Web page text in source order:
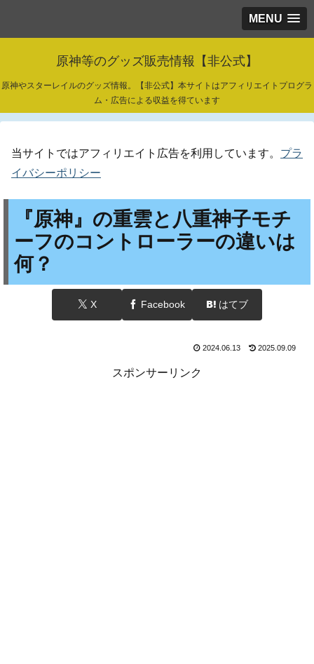
MENU
原神等のグッズ販売情報【非公式】
原神やスターレイルのグッズ情報。【非公式】本サイトはアフィリエイトプログラ
ム・広告による収益を得ています
当サイトではアフィリエイト広告を利用しています。 プラ
イバシーポリシー
『原神』の重雲と八重神子モチ
ーフのコントローラーの違いは
何？
X Facebook はてブ
2024.06.13 2025.09.09
スポンサーリンク